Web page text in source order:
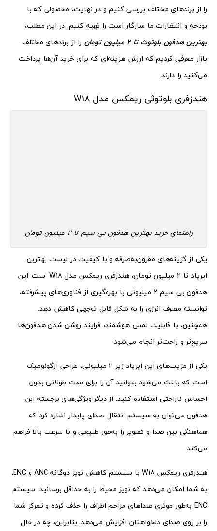
را از برندهای مختلف بررسی کنیم و در نهایت، محصولی که با
بودجه و انتظارات ما سازگار است را تهیه کنیم. در این مطلب،
بهترین هدفون بلوتوث تا 2 میلیون تومان
را از برندهای مختلف
بازار معرفی کردیم که ارزش هزینه‌ای که برای خرید آن‌ها پرداخت
می‌کنید را دارند.
هندزفری بلوتوثی ریمکس مدل W18
راهنمای خرید بهترین هدفون بی سیم تا 2 میلیون تومان
یکی از گزینه‌های مقرون‌به‌صرفه و با کیفیت در لیست بهترین
ایرپاد تا 2 میلیون تومان، هندزفری ریمکس مدل W18 است. این
هدفون بی سیم 2 میلیونی با بهره‌گیری از فناوری‌های پیشرفته،
توانسته مصرف انرژی را به شکل قابل توجهی کاهش دهد.
همچنین، با قابلیت لمس هوشمند، فرایند روشن شدن هدفون‌ها
سریع‌تر و راحت‌تر انجام می‌شود.
یکی از مزیت‌های این ایرپاد زیر 2 میلیونی، طراحی ارگونومیک
است که باعث می‌شود بتوانید آن را برای مدت طولانی بدون
احساس ناراحتی استفاده کنید. از دیگر ویژگی‌های برجسته این
هدفون می‌توان به سیستم انتقال صدای پایدار اشاره کرد که
هماهنگی بین صدا و تصویر را به‌طور طبیعی و با سرعت بالا فراهم
می‌کند.
هندزفری ریمکس W18 با سیستم کاهش نویز دوگانه ANC و ENC،
به شما امکان می‌دهد که نویز محیط را به حداقل برسانید. سیستم
ENC به‌طور موثری صداهای مزاحم اطراف را حذف کرده و تمرکز شما
را بر روی صدای دلخواهتان افزایش می‌دهد. بنابراین، چه در حال